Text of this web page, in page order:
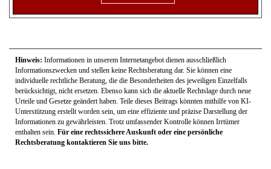
Hinweis: Informationen in unserem Internetangebot dienen ausschließlich
Informationszwecken und stellen keine Rechtsberatung dar. Sie können eine
individuelle rechtliche Beratung, die die Besonderheiten des jeweiligen Einzelfalls
berücksichtigt, nicht ersetzen. Ebenso kann sich die aktuelle Rechtslage durch neue
Urteile und Gesetze geändert haben. Teile dieses Beitrags könnten mithilfe von KI-
Unterstützung erstellt worden sein, um eine effiziente und präzise Darstellung der
Informationen zu gewährleisten. Trotz umfassender Kontrolle können Irrtümer
enthalten sein. Für eine rechtssichere Auskunft oder eine persönliche
Rechtsberatung kontaktieren Sie uns bitte.